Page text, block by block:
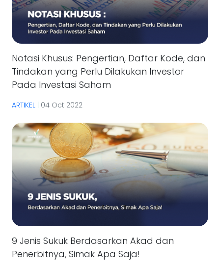
Notasi Khusus: Pengertian, Daftar Kode, dan
Tindakan yang Perlu Dilakukan Investor
Pada Investasi Saham
ARTIKEL 04 Oct 2022
9 Jenis Sukuk Berdasarkan Akad dan
Penerbitnya, Simak Apa Saja!